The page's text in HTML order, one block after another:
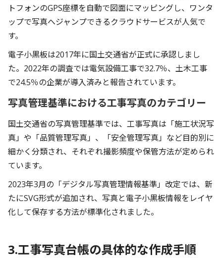
トフォンのGPS座標を自動で図面にマッピングし、ワンタ
ップで写真へジャンプできるクラウドサービスが人気で
す。
電子小黒板は2017年に国土交通省が正式に承認しまし
た。2022年の調査では電気設備工事で32.7％、土木工事
で24.5％の企業が導入済みと報告されています。
写真管理基準における工事写真のカテゴリー
国土交通省の写真管理基準では、工事写真は「施工状況写
真」や「品質管理写真」、「安全管理写真」など目的別に
細かく分類され、それぞれ撮影頻度や保管方法が定められ
ています。
2023年3月の「デジタル写真管理情報基準」改定では、新
たにSVG形式が追加され、写真と電子小黒板情報をレイヤ
化して保存する方法が標準化されました。
3.工事写真台帳の具体的な作成手順